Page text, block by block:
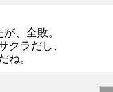
、全敗。
クラだし、
ね。